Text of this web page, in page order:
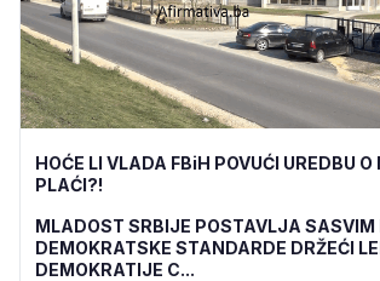
HOĆE LI VLADA FBiH POVUĆI UREDBU
PLAĆI?!
MLADOST SRBIJE POSTAVLJA SASVIM
DEMOKRATSKE STANDARDE DRŽEĆI
DEMOKRATIJE C...